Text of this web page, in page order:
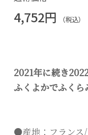
4,752円 （税込）
2021年に続き
ふくよかでふくら
●産地：フランス